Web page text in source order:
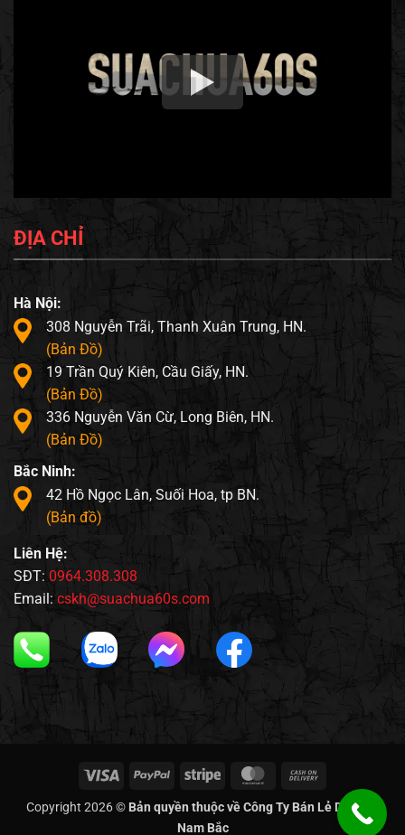
ĐỊA CHỈ
Hà Nội:
308 Nguyễn Trãi, Thanh Xuân Trung, HN.
(Bản Đồ)
19 Trần Quý Kiên, Cầu Giấy, HN.
(Bản Đồ)
336 Nguyễn Văn Cừ, Long Biên, HN.
(Bản Đồ)
Bắc Ninh:
42 Hồ Ngọc Lân, Suối Hoa, tp BN.
(Bản đồ)
Liên Hệ:
SĐT: 0964.308.308
Email: cskh@suachua60s.com
Visa PayPal Stripe MasterCard
Delivery
Copyright 2026 © Bản quyền thuộc về Công Ty Bán Lẻ Di Động
Nam Bắc